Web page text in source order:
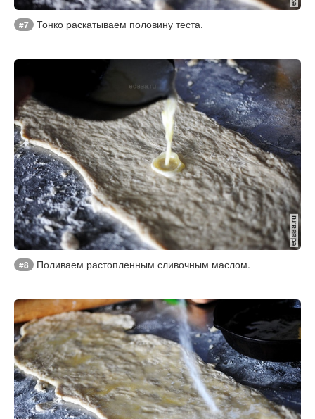
#7 Тонко раскатываем половину теста.
#8 Поливаем растопленным сливочным маслом.